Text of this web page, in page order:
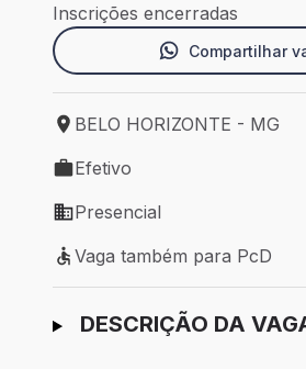
Inscrições encerradas
Compartilhar
Local de trabalho: BELO
BELO HORIZONTE - MG
Tipo de vaga: Efetivo
Efetivo
Modelo de trabalho: Presencial
Presencial
Vaga também para PcD
Vaga também para PcD
Ir para candidatura
DESCRIÇÃO DA